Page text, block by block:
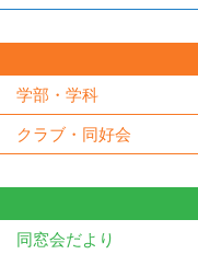
学部・学科
クラブ・同好会
同窓会だより